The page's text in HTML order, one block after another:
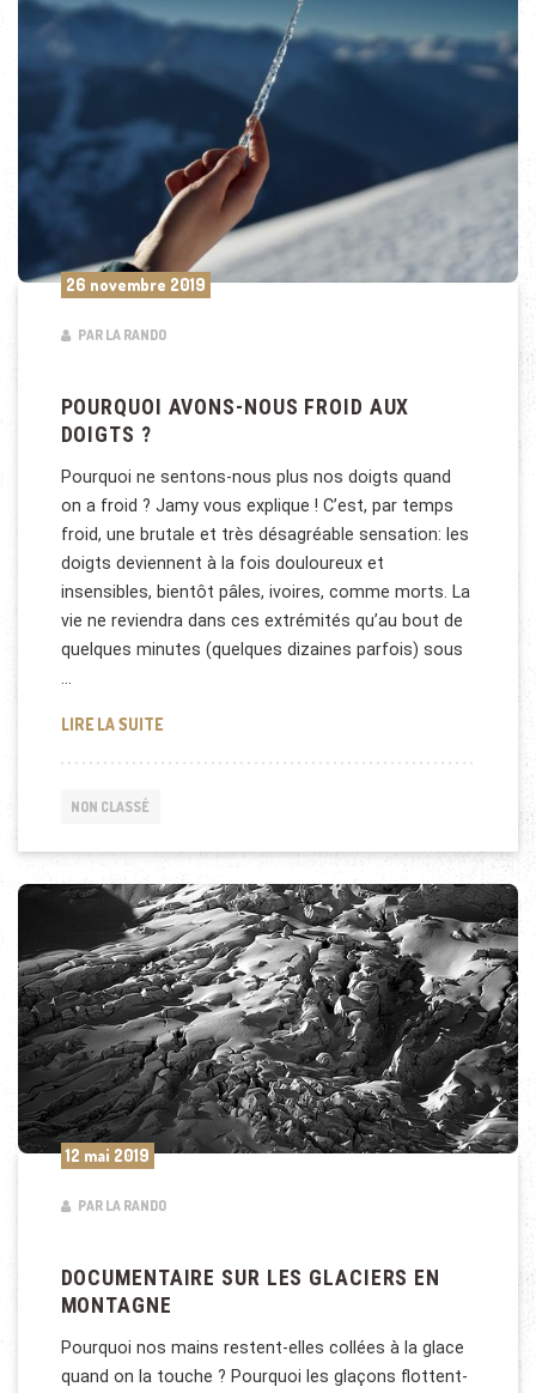
26 novembre 2019
PAR LA RANDO
POURQUOI AVONS-NOUS FROID AUX
DOIGTS ?
Pourquoi ne sentons-nous plus nos doigts quand
on a froid ? Jamy vous explique ! C’est, par temps
froid, une brutale et très désagréable sensation: les
doigts deviennent à la fois douloureux et
insensibles, bientôt pâles, ivoires, comme morts. La
vie ne reviendra dans ces extrémités qu’au bout de
quelques minutes (quelques dizaines parfois) sous
…
LIRE LA SUITEPOURQUOI AVONS-NOUS FROID AUX DOIGTS ?
NON CLASSÉ
12 mai 2019
PAR LA RANDO
DOCUMENTAIRE SUR LES GLACIERS EN
MONTAGNE
Pourquoi nos mains restent-elles collées à la glace
quand on la touche ? Pourquoi les glaçons flottent-